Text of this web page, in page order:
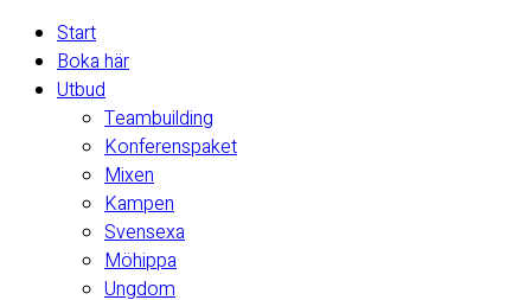
Start
Boka här
Utbud
Teambuilding
Konferenspaket
Mixen
Kampen
Svensexa
Möhippa
Ungdom